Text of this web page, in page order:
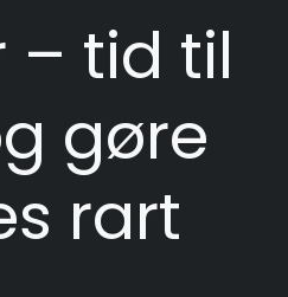
– tid til
gøre
rart